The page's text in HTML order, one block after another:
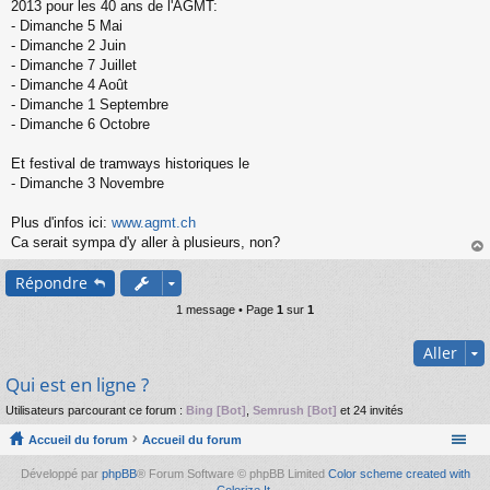
s
s
a
g
e
n
o
n
2013 pour les 40 ans de l'AGMT:
- Dimanche 5 Mai
- Dimanche 2 Juin
- Dimanche 7 Juillet
- Dimanche 4 Août
- Dimanche 1 Septembre
- Dimanche 6 Octobre
Et festival de tramways historiques le
- Dimanche 3 Novembre
Plus d'infos ici: www.agmt.ch
Ca serait sympa d'y aller à plusieurs, non?
au
Répondre
1 message • Page 1 sur 1
Aller
Qui est en ligne ?
Utilisateurs parcourant ce forum : Bing [Bot] Semrush [Bot] et 24 invités
Accueil du forum Accueil du forum
Développé par phpBB® Forum Software © phpBB Limited Color scheme created with